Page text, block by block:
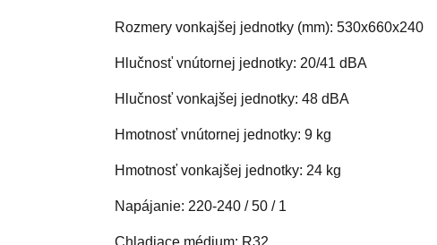
Rozmery vonkajšej jednotky (mm): 530x660x240
Hlučnosť vnútornej jednotky: 20/41 dBA
Hlučnosť vonkajšej jednotky: 48 dBA
Hmotnosť vnútornej jednotky: 9 kg
Hmotnosť vonkajšej jednotky: 24 kg
Napájanie: 220-240 / 50 / 1
Chladiace médium: R32